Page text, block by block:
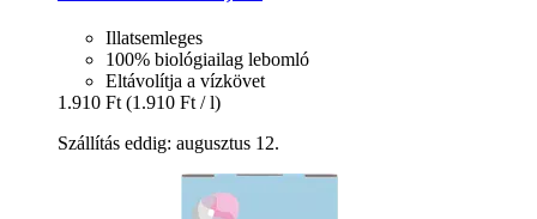
Illatsemleges
100% biológiailag lebomló
Eltávolítja a vízkövet
1.910 Ft (1.910 Ft / l)
Szállítás eddig: augusztus 12.